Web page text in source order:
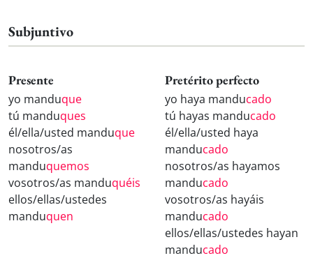
Subjuntivo
Presente
yo manduque
tú manduques
él/ella/usted manduque
nosotros/as
manduquemos
vosotros/as manduquéis
ellos/ellas/ustedes
manduquen
Pretérito perfecto
yo haya manducado
tú hayas manducado
él/ella/usted haya
manducado
nosotros/as hayamos
manducado
vosotros/as hayáis
manducado
ellos/ellas/ustedes hayan
manducado